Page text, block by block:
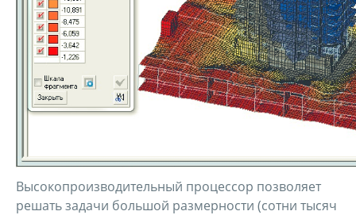
Высокопроизводительный процессор позволяет
решать задачи большой размерности (сотни тысяч